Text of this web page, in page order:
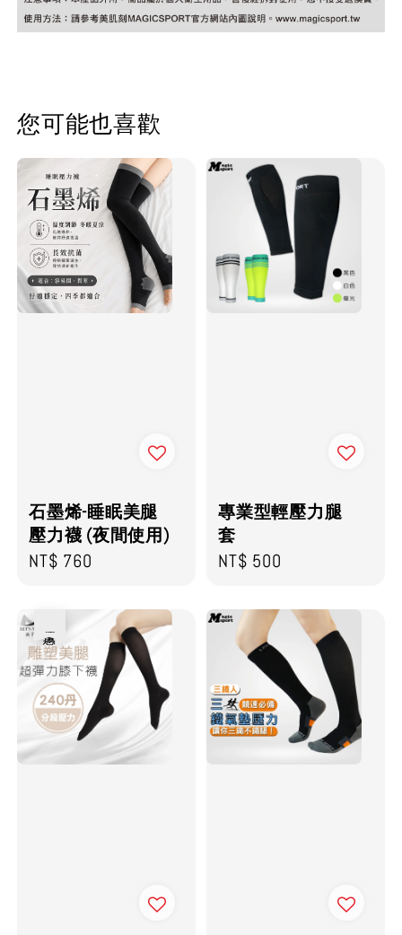
您可能也喜歡
石墨烯-睡眠美腿
壓力襪 (夜間使用)
Regular
NT$ 760
專業型輕壓力腿
套
Regular
NT$ 500